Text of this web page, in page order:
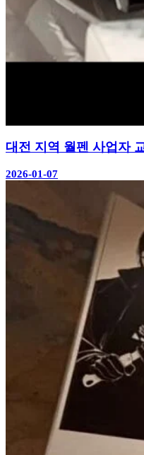
대전 지역 월펜 사업자
2026-01-07